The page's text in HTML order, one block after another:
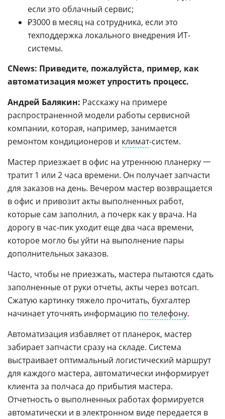
если это облачный сервис;
₽3000 в месяц на сотрудника, если это
техподдержка локального внедрения ИТ-
системы.
CNews: Приведите, пожалуйста, пример, как
автоматизация может упростить процесс.
Андрей Балякин: Расскажу на примере
распространенной модели работы сервисной
компании, которая, например, занимается
ремонтом кондиционеров и климат-систем.
Мастер приезжает в офис на утреннюю планерку 一
тратит 1 или 2 часа времени. Он получает запчасти
для заказов на день. Вечером мастер возвращается
в офис и привозит акты выполненных работ,
которые сам заполнил, а почерк как у врача. На
дорогу в час-пик уходит еще два часа времени,
которое могло бы уйти на выполнение пары
дополнительных заказов.
Часто, чтобы не приезжать, мастера пытаются сдать
заполненные от руки отчеты, акты через вотсап.
Сжатую картинку тяжело прочитать, бухгалтер
начинает уточнять информацию по телефону.
Автоматизация избавляет от планерок, мастер
забирает запчасти сразу на складе. Система
выстраивает оптимальный логистический маршрут
для каждого мастера, автоматически информирует
клиента за полчаса до прибытия мастера.
Отчетность о выполненных работах формируется
автоматически и в электронном виде передается в